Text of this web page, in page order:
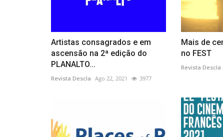
Artistas consagrados e em
ascensão na 2ª edição do
PLANALTO...
Revista Descla Ago 22, 2021 3977
Mais de
no FEST
Revista Descla
"A Ilha de Bergman" de Mia
Løve, no Centro de Artes...